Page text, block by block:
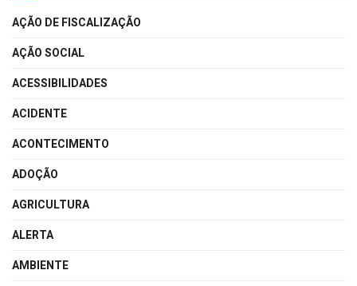
AÇÃO DE FISCALIZAÇÃO
AÇÃO SOCIAL
ACESSIBILIDADES
ACIDENTE
ACONTECIMENTO
ADOÇÃO
AGRICULTURA
ALERTA
AMBIENTE